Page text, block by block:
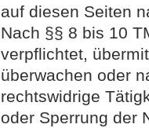
auf diesen Seiten
Nach §§ 8 bis 10
verpflichtet,
überwachen oder
rechtswidrige
oder Sperrung der